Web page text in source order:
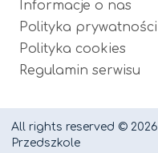
Informacje o nas
Polityka prywatności
Polityka cookies
Regulamin serwisu
All rights reserved © 2026
Przedszkole